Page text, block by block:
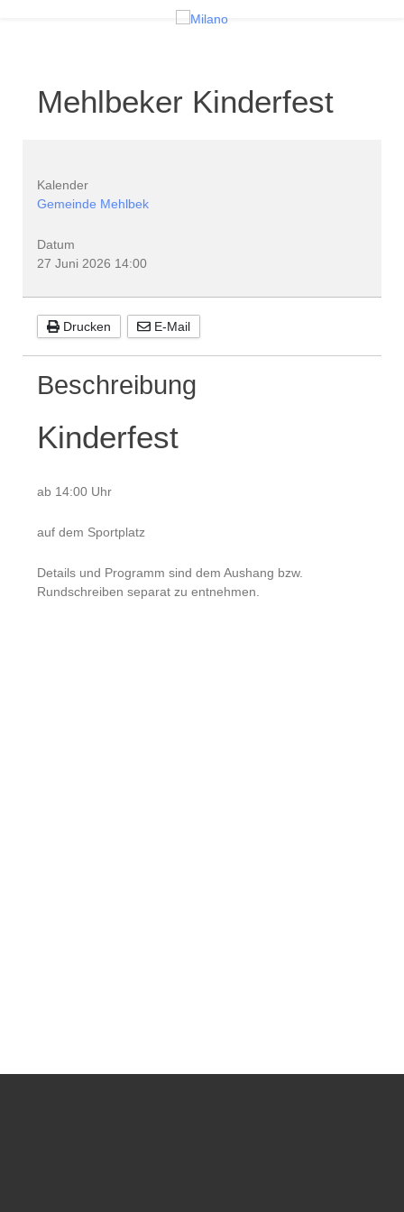
Mehlbeker Kinderfest
Kalender
Gemeinde Mehlbek
Datum
27 Juni 2026 14:00
Drucken E-Mail
Beschreibung
Kinderfest
ab 14:00 Uhr
auf dem Sportplatz
Details und Programm sind dem Aushang bzw.
Rundschreiben separat zu entnehmen.